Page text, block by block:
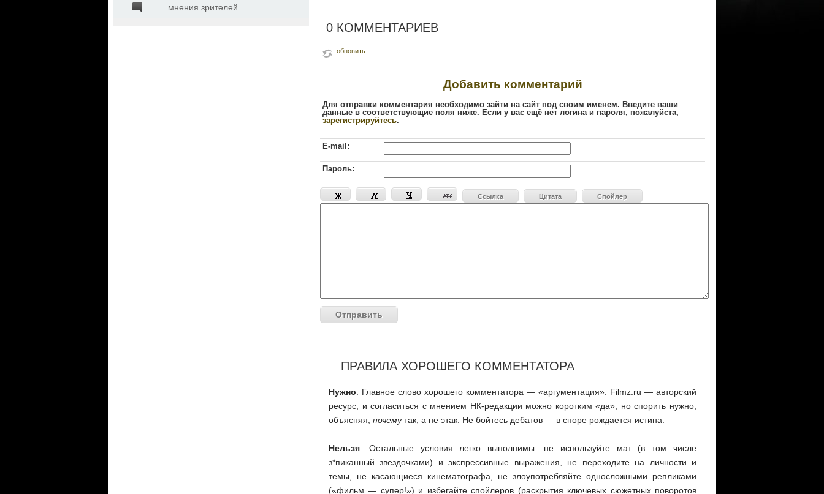
0 КОММЕНТАРИЕВ
обновить
Добавить комментарий
Для отправки комментария необходимо зайти на сайт под своим именем. Введите ваши
данные в соответствующие поля ниже. Если у вас ещё нет логина и пароля, пожалуйста,
зарегистрируйтесь.
E-mail:
Пароль:
Ссылка Цитата Спойлер
ПРАВИЛА ХОРОШЕГО КОММЕНТАТОРА
Нужно: Главное слово хорошего комментатора — «аргументация». Filmz.ru — авторский
ресурс, и согласиться с мнением НК-редакции можно коротким «да», но спорить нужно,
объясняя, почемутак, а не этак. Не бойтесь дебатов — в споре рождается истина.
Нельзя: Остальные условия легко выполнимы: не используйте мат (в том числе
з*пиканный звездочками) и экспрессивные выражения, не переходите на личности и
темы, не касающиеся кинематографа, не злоупотребляйте односложными репликами
(«фильм — супер!») и избегайте спойлеров (раскрытия ключевых сюжетных поворотов
мнения зрителей